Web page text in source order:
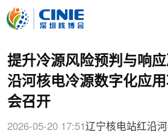
提升冷源风险预判与响
沿河核电冷源数字化应
会召开
2026-05-20 17:51 辽宁核电站红沿